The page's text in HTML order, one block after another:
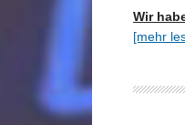
Wir
[mehr